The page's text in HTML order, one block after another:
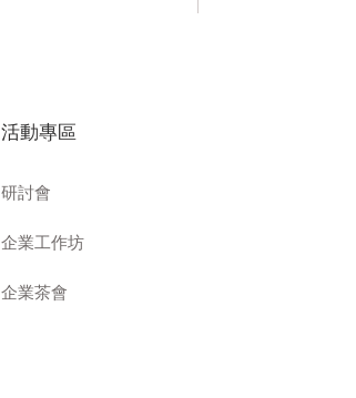
​活動專區
研討會
企業工作坊
企業茶會